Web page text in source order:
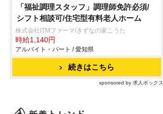
「福祉調理スタッフ」調理師免許必須/
シフト相談可/住宅型有料老人ホーム
株式会社ITMファーマ/きずなの家こうた
時給1,140円
アルバイト・パート / 愛知県
続きはこちら
sponsored by 求人ボックス